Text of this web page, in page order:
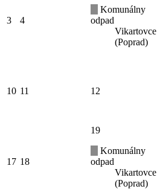
3 4
Komunálny
odpad
Vikartovce
(Poprad)
10 11 12
17 18
19
Komunálny
odpad
Vikartovce
(Poprad)